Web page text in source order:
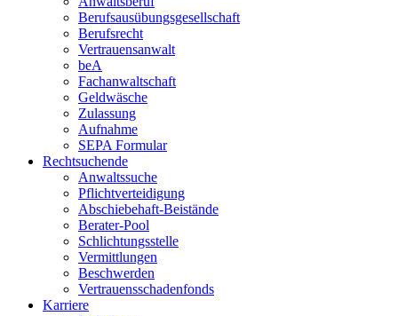
Berufsausübungs­gesellschaft
Berufsrecht
Vertrauensanwalt
beA
Fachanwaltschaft
Geldwäsche
Zulassung
Aufnahme
SEPA Formular
Rechtsuchende
Anwaltssuche
Pflichtverteidigung
Abschiebehaft-Beistände
Berater-Pool
Schlichtungsstelle
Vermittlungen
Beschwerden
Vertrauensschadenfonds
Karriere